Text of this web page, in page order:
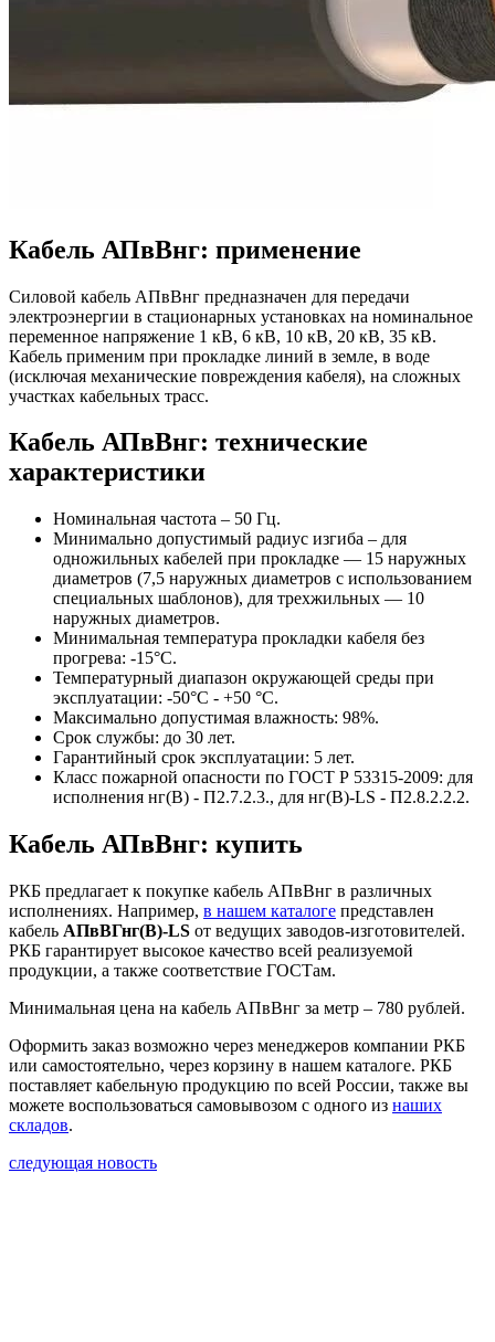
Кабель АПвВнг: применение
Силовой кабель АПвВнг предназначен для передачи
электроэнергии в стационарных установках на номинальное
переменное напряжение 1 кВ, 6 кВ, 10 кВ, 20 кВ, 35 кВ.
Кабель применим при прокладке линий в земле, в воде
(исключая механические повреждения кабеля), на сложных
участках кабельных трасс.
Кабель АПвВнг: технические
характеристики
Номинальная частота – 50 Гц.
Минимально допустимый радиус изгиба – для
одножильных кабелей при прокладке — 15 наружных
диаметров (7,5 наружных диаметров с использованием
специальных шаблонов), для трехжильных — 10
наружных диаметров.
Минимальная температура прокладки кабеля без
прогрева: -15°С.
Температурный диапазон окружающей среды при
эксплуатации: -50°С - +50 °С.
Максимально допустимая влажность: 98%.
Срок службы: до 30 лет.
Гарантийный срок эксплуатации: 5 лет.
Класс пожарной опасности по ГОСТ Р 53315-2009: для
исполнения нг(В) - П2.7.2.3., для нг(В)-LS - П2.8.2.2.2.
Кабель АПвВнг: купить
РКБ предлагает к покупке кабель АПвВнг в различных
исполнениях. Например, в нашем каталоге представлен
кабель АПвВГнг(В)-LS от ведущих заводов-изготовителей.
РКБ гарантирует высокое качество всей реализуемой
продукции, а также соответствие ГОСТам.
Минимальная цена на кабель АПвВнг за метр – 780 рублей.
Оформить заказ возможно через менеджеров компании РКБ
или самостоятельно, через корзину в нашем каталоге. РКБ
поставляет кабельную продукцию по всей России, также вы
можете воспользоваться самовывозом с одного из наших
складов.
следующая новость